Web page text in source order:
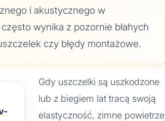
i akustycznego w
wynika z pozornie błahych
czy błędy montażowe.
Gdy uszczelki są uszkodzone
lub z biegiem lat tracą swoją
elastyczność, zimne powietrze